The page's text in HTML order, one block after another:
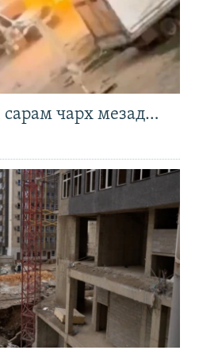
сарам чарх мезад…